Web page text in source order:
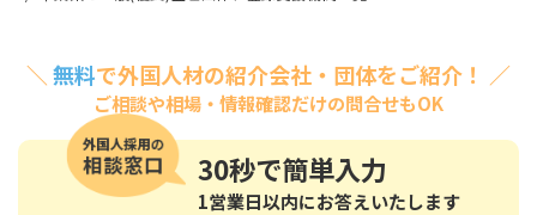
＼ 無料で外国人材の紹介会社・団体をご紹介！ ／
ご相談や相場・情報確認だけの問合せもOK
30秒で簡単入力
1営業日以内にお答えいたします